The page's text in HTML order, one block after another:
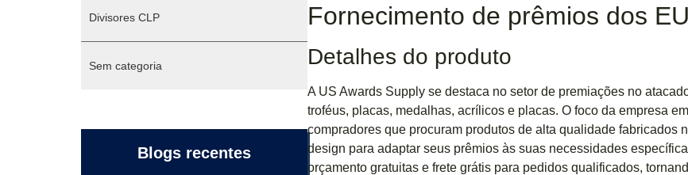
Divisores CLP
Sem categoria
Blogs recentes
Fornecimento de prêmios dos
Detalhes do produto
A US Awards Supply se destaca no setor de premiações no
troféus, placas, medalhas, acrílicos e placas. O foco da empresa
compradores que procuram produtos de alta qualidade fabricados
design para adaptar seus prêmios às suas necessidades
orçamento gratuitas e frete grátis para pedidos qualificados,